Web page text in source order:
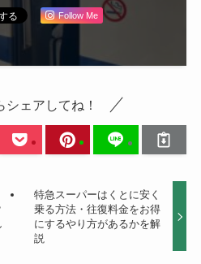
Follow Me
シェアしてね！
特急スーパーはくとに安く
乗る方法・往復料金をお得
にするやり方があるかを解
説